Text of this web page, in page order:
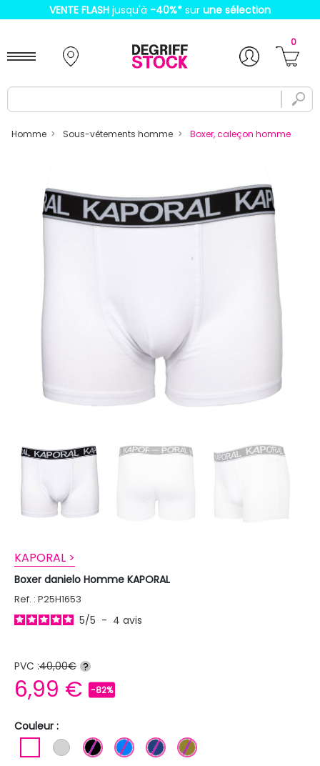
VENTE FLASH jusqu'à -40%* sur une sélection
0
Homme Sous-vêtements homme Boxer, caleçon homme
KAPORAL >
Boxer danielo Homme KAPORAL
Ref. : P25H1653
5/5 - 4 avis
PVC :40,00€ ?
6,99 € -82%
Couleur :
BLANCGRIS CLAIR
NOIR BLEU BLEU FONCE
KAKI